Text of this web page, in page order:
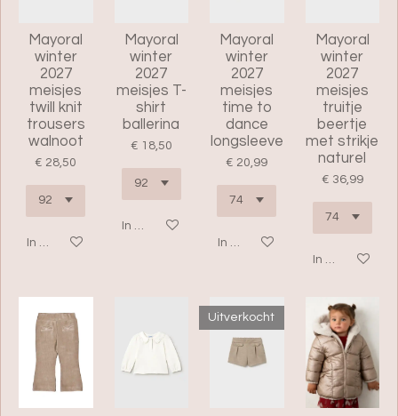
Mayoral
winter
2027
meisjes
twill knit
trousers
walnoot
€ 28,50
In winkelwagen
Mayoral
winter
2027
meisjes T-
shirt
ballerina
€ 18,50
In winkelwagen
Mayoral
winter
2027
meisjes
time to
dance
longsleeve
€ 20,99
In winkelwagen
Mayoral
winter
2027
meisjes
truitje
beertje
met strikje
naturel
€ 36,99
In
Uitverkocht